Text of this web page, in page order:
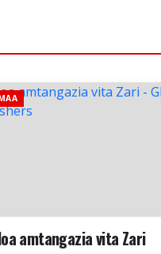
amtangazia vita Zari